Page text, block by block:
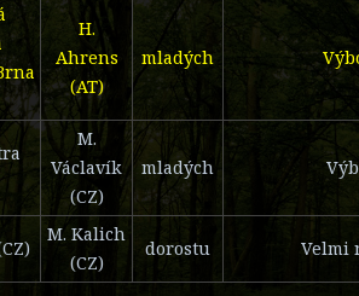
H.
Ahrens
(AT)
mladých
M.
Václavík
(CZ)
mladých
M. Kalich
(CZ)
dorostu Velmi